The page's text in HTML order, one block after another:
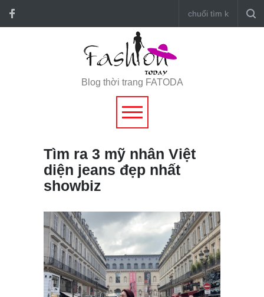
Blog thời trang FATODA
Tìm ra 3 mỹ nhân Việt
diện jeans đẹp nhất
showbiz